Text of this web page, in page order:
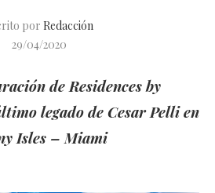
por Redacción
29/04/2020
de Residences by
legado de Cesar Pelli en
Isles – Miami